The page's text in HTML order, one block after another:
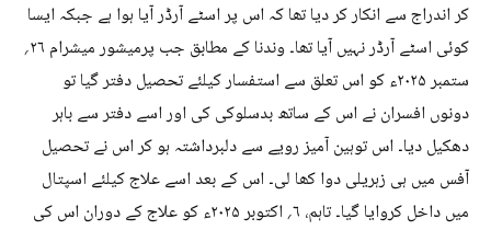
کر اندراج سے انکار کر دیا تھا کہ اس پر اسٹے آرڈر آیا ہوا ہے جبکہ ایسا
کوئی اسٹے آرڈر نہیں آیا تھا۔ وندنا کے مطابق جب پرمیشور میشرام ۲۶؍
ستمبر ۲۰۲۵ء کو اس تعلق سے استفسار کیلئے تحصیل دفتر گیا تو
دونوں افسران نے اس کے ساتھ بدسلوکی کی اور اسے دفتر سے باہر
دھکیل دیا۔ اس توہین آمیز رویے سے دلبرداشتہ ہو کر اس نے تحصیل
آفس میں ہی زہریلی دوا کھا لی۔ اس کے بعد اسے علاج کیلئے اسپتال
میں داخل کروایا گیا۔ تاہم، ۶؍ اکتوبر ۲۰۲۵ء کو علاج کے دوران اس کی